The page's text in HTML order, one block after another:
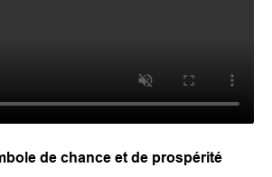
de chance et de prospérité